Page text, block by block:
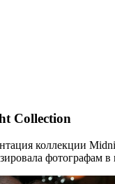
Collection
коллекции